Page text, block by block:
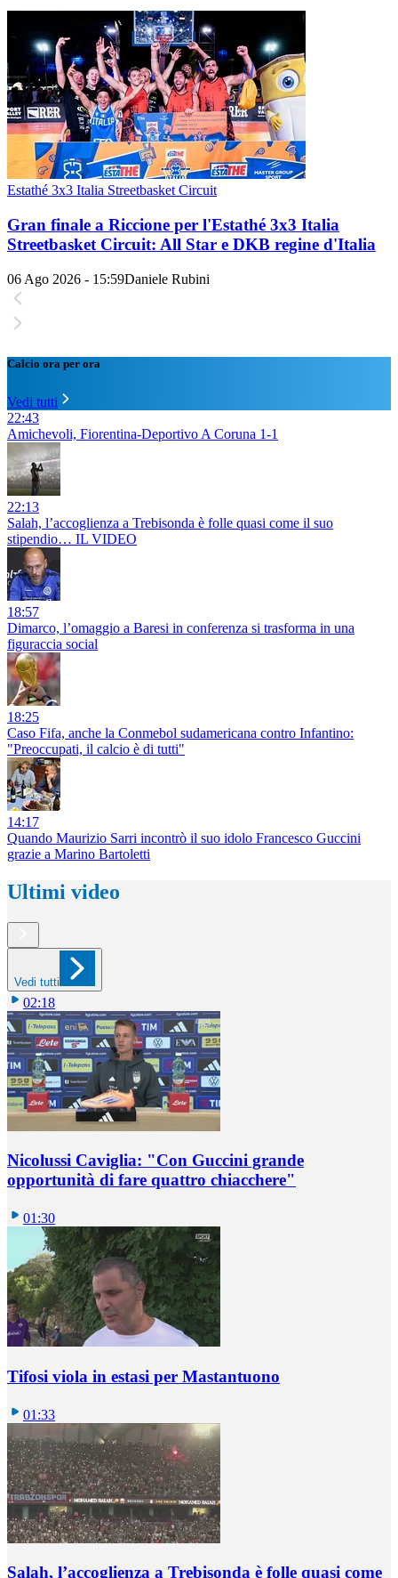
Estathé 3x3 Italia Streetbasket Circuit
Gran finale a Riccione per l'Estathé 3x3 Italia
Streetbasket Circuit: All Star e DKB regine d'Italia
06 Ago 2026 - 15:59Daniele Rubini
Calcio ora per ora
Vedi tutti
22:43
Amichevoli, Fiorentina-Deportivo A Coruna 1-1
22:13
Salah, l’accoglienza a Trebisonda è folle quasi come il suo
stipendio… IL VIDEO
18:57
Dimarco, l’omaggio a Baresi in conferenza si trasforma in una
figuraccia social
18:25
Caso Fifa, anche la Conmebol sudamericana contro Infantino:
"Preoccupati, il calcio è di tutti"
14:17
Quando Maurizio Sarri incontrò il suo idolo Francesco Guccini
grazie a Marino Bartoletti
Ultimi video
Vedi tutti
02:18
Nicolussi Caviglia: "Con Guccini grande
opportunità di fare quattro chiacchere"
01:30
Tifosi viola in estasi per Mastantuono
01:33
Salah, l’accoglienza a Trebisonda è folle quasi come